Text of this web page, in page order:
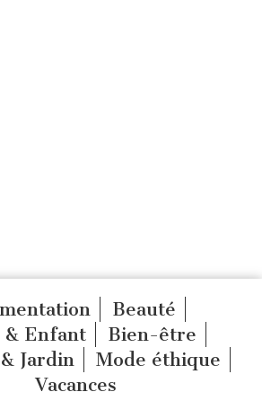
Beauté
& Enfant
Bien-être
Jardin
Mode éthique
Vacances